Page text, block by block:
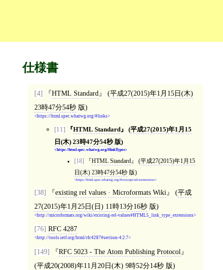
仕様書
[4] HTML Standard (平成27(2015)年1月15日(木)
23時47分54秒版)
https://html.spec.whatwg.org/#links
[11] HTML Standard (平成27(2015)年1月15
日(木) 23時47分54秒版)
https://html.spec.whatwg.org/#linkTypes
[18] HTML Standard (平成27(2015)年1月15
日(木) 23時47分54秒版)
https://html.spec.whatwg.org/#concept-rel-extensions
[38] existing rel values · Microformats Wiki (平成
27(2015)年1月25日(日) 11時13分16秒版)
http://microformats.org/wiki/existing-rel-values#HTML5_link_type_extensions
[76] RFC 4287
http://tools.ietf.org/html/rfc4287#section-4.2.7
[149]
RFC 5023 - The Atom Publishing Protocol
(平成20(2008)年11月20日(木) 9時52分14秒版)